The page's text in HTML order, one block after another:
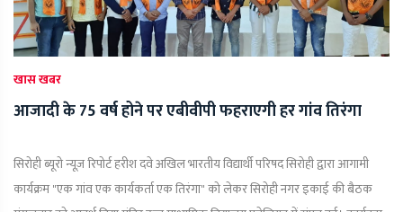
खास खबर
आजादी के 75 वर्ष होने पर एबीवीपी फहराएगी हर गांव तिरंगा
सिरोही ब्यूरो न्यूज़ रिपोर्ट हरीश दवे अखिल भारतीय विद्यार्थी परिषद सिरोही द्वारा आगामी
कार्यक्रम "एक गांव एक कार्यकर्ता एक तिरंगा" को लेकर सिरोही नगर इकाई की बैठक